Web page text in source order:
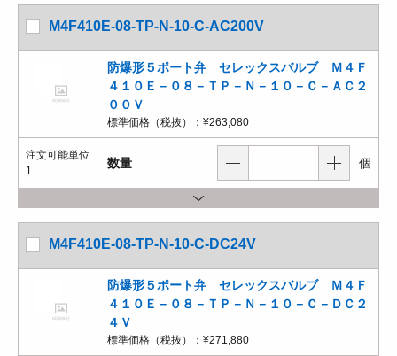
M4F410E-08-TP-N-10-C-AC200V
防爆形５ポート弁 セレックスバルブ Ｍ４Ｆ
４１０Ｅ－０８－ＴＰ－Ｎ－１０－Ｃ－ＡＣ２
００Ｖ
標準価格（税抜）： ¥263,080
注文可能単位
1
数量 個
M4F410E-08-TP-N-10-C-DC24V
防爆形５ポート弁 セレックスバルブ Ｍ４Ｆ
４１０Ｅ－０８－ＴＰ－Ｎ－１０－Ｃ－ＤＣ２
４Ｖ
標準価格（税抜）： ¥271,880